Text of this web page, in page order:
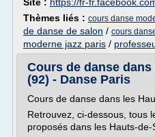
Thèmes liés : cours danse
de danse de salon / cours
moderne jazz paris /
Cours de danse
(92) - Danse Paris
Cours de danse dans les
Retrouvez, ci-dessous, tous
proposés dans les Hauts-de-